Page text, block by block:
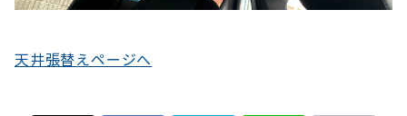
天井張替えページへ